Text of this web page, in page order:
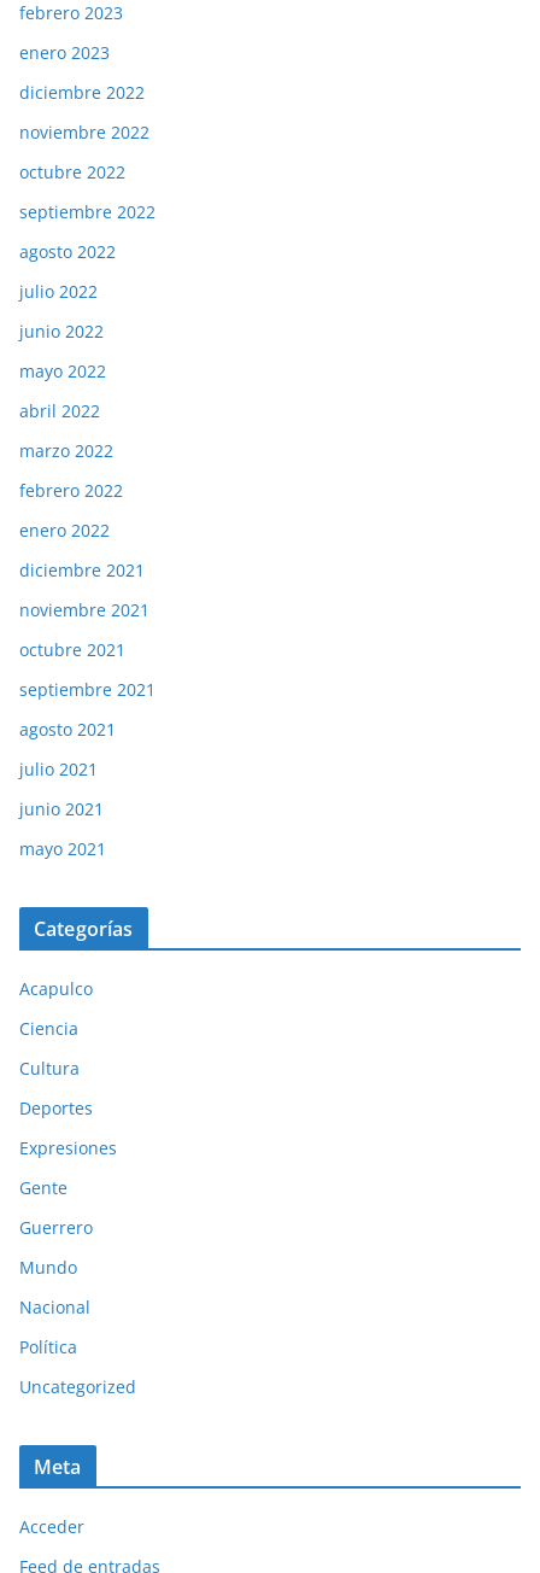
febrero 2023
enero 2023
diciembre 2022
noviembre 2022
octubre 2022
septiembre 2022
agosto 2022
julio 2022
junio 2022
mayo 2022
abril 2022
marzo 2022
febrero 2022
enero 2022
diciembre 2021
noviembre 2021
octubre 2021
septiembre 2021
agosto 2021
julio 2021
junio 2021
mayo 2021
Categorías
Acapulco
Ciencia
Cultura
Deportes
Expresiones
Gente
Guerrero
Mundo
Nacional
Política
Uncategorized
Meta
Acceder
Feed de entradas